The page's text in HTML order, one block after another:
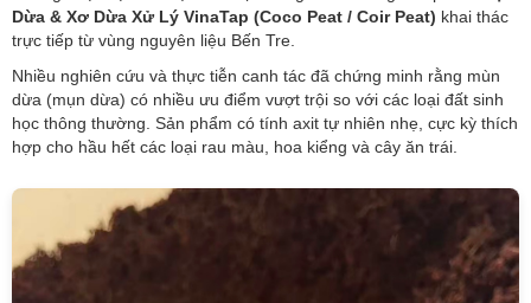
Dừa & Xơ Dừa Xử Lý VinaTap (Coco Peat / Coir Peat) khai thác
trực tiếp từ vùng nguyên liệu Bến Tre.
Nhiều nghiên cứu và thực tiễn canh tác đã chứng minh rằng mùn
dừa (mụn dừa) có nhiều ưu điểm vượt trội so với các loại đất sinh
học thông thường. Sản phẩm có tính axit tự nhiên nhẹ, cực kỳ thích
hợp cho hầu hết các loại rau màu, hoa kiểng và cây ăn trái.